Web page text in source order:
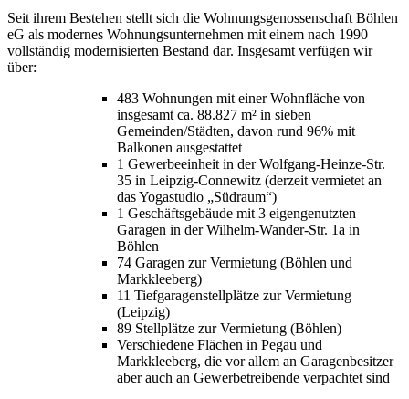
Seit ihrem Bestehen stellt sich die Wohnungsgenossenschaft Böhlen
eG als modernes Wohnungsunternehmen mit einem nach 1990
vollständig modernisierten Bestand dar. Insgesamt verfügen wir
über:
483 Wohnungen mit einer Wohnfläche von
insgesamt ca. 88.827 m² in sieben
Gemeinden/Städten, davon rund 96% mit
Balkonen ausgestattet
1 Gewerbeeinheit in der Wolfgang-Heinze-Str.
35 in Leipzig-Connewitz (derzeit vermietet an
das Yogastudio „Südraum“)
1 Geschäftsgebäude mit 3 eigengenutzten
Garagen in der Wilhelm-Wander-Str. 1a in
Böhlen
74 Garagen zur Vermietung (Böhlen und
Markkleeberg)
11 Tiefgaragenstellplätze zur Vermietung
(Leipzig)
89 Stellplätze zur Vermietung (Böhlen)
Verschiedene Flächen in Pegau und
Markkleeberg, die vor allem an Garagenbesitzer
aber auch an Gewerbetreibende verpachtet sind